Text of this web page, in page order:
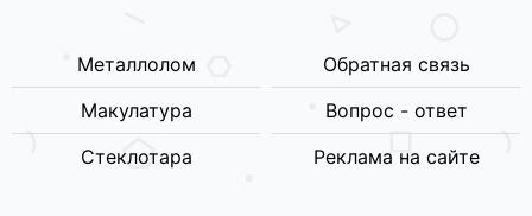
Металлолом
Макулатура
Стеклотара
Обратная связь
Вопрос - ответ
Реклама на сайте